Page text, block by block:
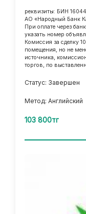
реквизиты: БИН
АО «Народный Банк
При оплате через
указать номер
Комиссия за сделку
помещения, но не
источника,
торгов, по
Статус: Завершен
Метод: Английский
103 800тг